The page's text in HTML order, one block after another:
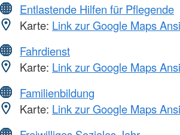
Entlastende Hilfen für Pflegende
Karte: Link zur Google Maps
Fahrdienst
Karte: Link zur Google Maps
Familienbildung
Karte: Link zur Google Maps